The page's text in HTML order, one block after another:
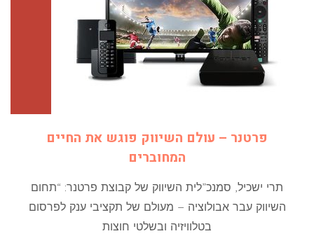
פרטנר – עולם השיווק פוגש את החיים
המחוברים
תרי ישכיל, סמנכ”לית השיווק של קבוצת פרטנר: “תחום
השיווק עבר אבולוציה – מעולם של תקציבי ענק לפרסום
בטלוויזיה ובשלטי חוצות